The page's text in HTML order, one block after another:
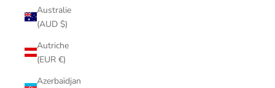
Australie
(AUD $)
Autriche
(EUR €)
Azerbaïdjan